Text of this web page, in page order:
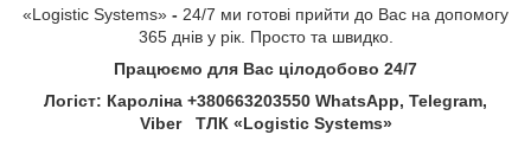
«Logistic Systems» - 24/7 ми готові прийти до Вас на допомогу
365 днів у рік. Просто та швидко.
Працюємо для Вас цілодобово 24/7
Логіст: Кароліна +380663203550 WhatsApp, Telegram,
Viber ТЛК «Logistic Systems»